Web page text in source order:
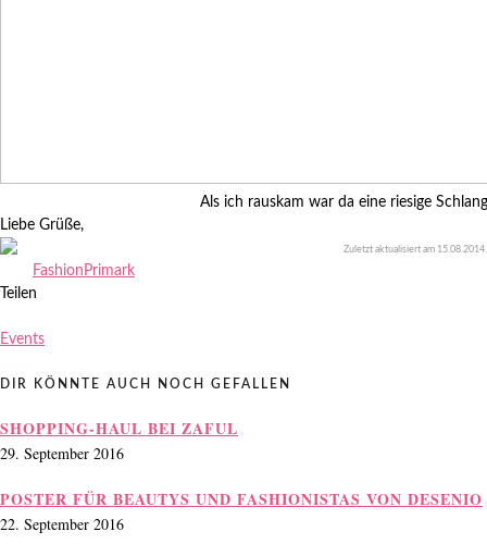
Als ich rauskam war da eine riesige
Liebe Grüße,
Zuletzt aktualisiert am 15.08.2014.
Fashion Primark
Teilen
Events
DIR KÖNNTE AUCH NOCH GEFALLEN
SHOPPING-HAUL BEI ZAFUL
29. September 2016
POSTER FÜR BEAUTYS UND FASHIONISTAS VON DESENIO
22. September 2016